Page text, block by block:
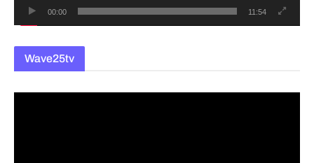
00:00 11:54
Wave25tv